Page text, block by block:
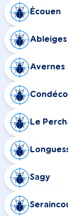
Écouen
Ableiges
Avernes
Le
Sagy